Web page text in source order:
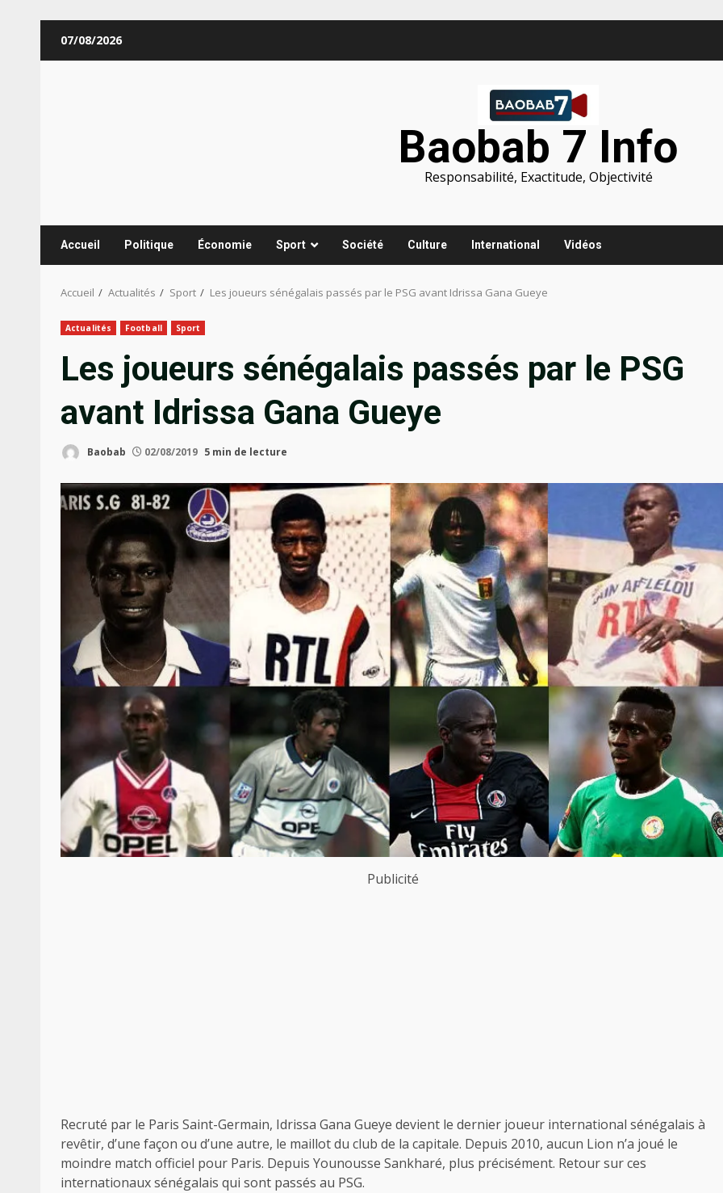
07/08/2026
Baobab 7 Info
Responsabilité, Exactitude, Objectivité
Accueil Politique Économie Sport Société Culture International Vidéos
Accueil Actualités Sport Les joueurs sénégalais passés par le PSG avant Idrissa Gana Gueye
Actualités Football Sport
Les joueurs sénégalais passés par le PSG
avant Idrissa Gana Gueye
Baobab 02/08/2019 5 min de lecture
Publicité
Recruté par le Paris Saint-Germain, Idrissa Gana Gueye devient le dernier joueur international sénégalais à
revêtir, d’une façon ou d’une autre, le maillot du club de la capitale. Depuis 2010, aucun Lion n’a joué le
moindre match officiel pour Paris. Depuis Younousse Sankharé, plus précisément. Retour sur ces
internationaux sénégalais qui sont passés au PSG.